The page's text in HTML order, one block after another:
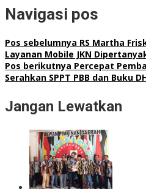
Navigasi pos
Pos sebelumnya RS Martha
Layanan Mobile JKN
Pos berikutnya Percepat
Serahkan SPPT PBB dan Buku
Jangan Lewatkan